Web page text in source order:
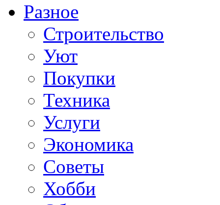
Разное
Строительство
Уют
Покупки
Техника
Услуги
Экономика
Советы
Хобби